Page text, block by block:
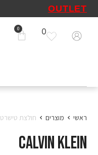
OUTLET
0
ראשי מוצרים חולצת טישרט
CALVIN KLEIN